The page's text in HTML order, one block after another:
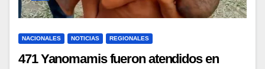
NACIONALES NOTICIAS REGIONALES
471 Yanomamis fueron atendidos en